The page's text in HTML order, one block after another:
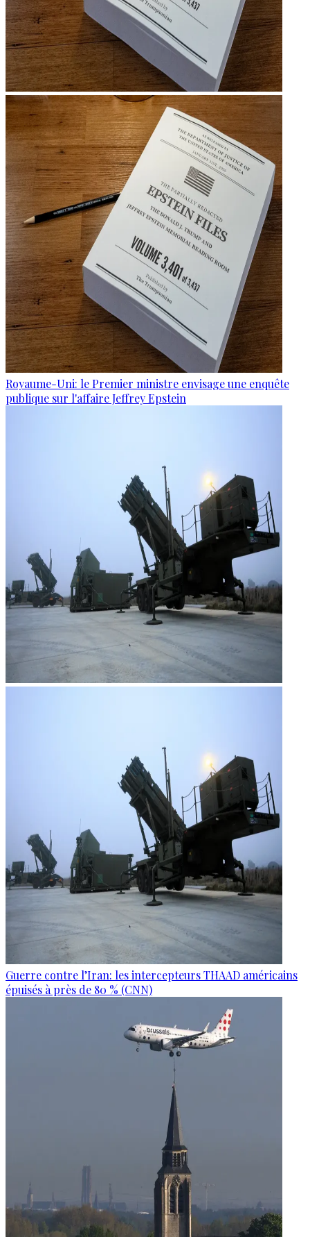
Royaume-Uni: le Premier ministre envisage une enquête
publique sur l'affaire Jeffrey Epstein
Guerre contre l’Iran: les intercepteurs THAAD américains
épuisés à près de 80 % (CNN)